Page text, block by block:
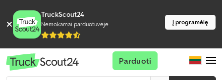
TruckScout24
Nemokamai parduotuvėje Į programėlę
Parduoti